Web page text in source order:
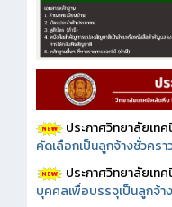
ประกาศวิทยาลัยเท
คัดเลือกเป็นลูกจ้างชั่วคร
ประกาศวิทยาลัยเท
บุคคลเพื่อบรรจุเป็นลูกจ้า